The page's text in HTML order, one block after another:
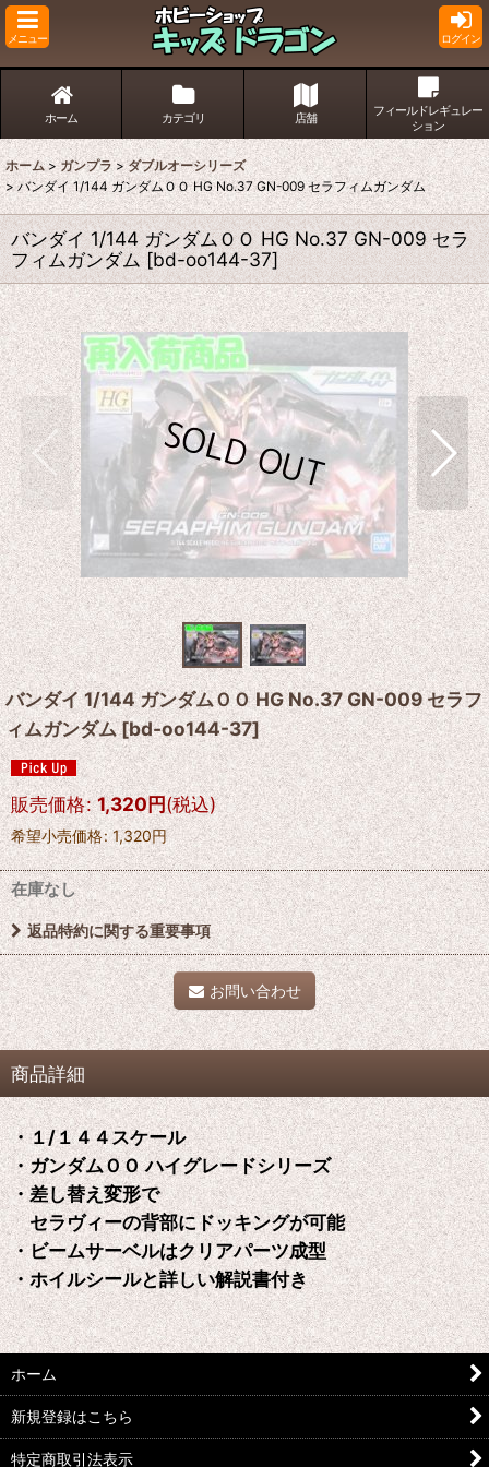
メニュー ログイン
ホーム カテゴリ 店舗
フィールドレギュレー
ション
ホーム > ガンプラ > ダブルオーシリーズ
> バンダイ 1/144 ガンダムＯＯ HG No.37 GN-009 セラフィムガンダム
バンダイ 1/144 ガンダムＯＯ HG No.37 GN-009 セラ
フィムガンダム [bd-oo144-37]
バンダイ 1/144 ガンダムＯＯ HG No.37 GN-009 セラフ
ィムガンダム[bd-oo144-37]
販売価格: 1,320円(税込)
希望小売価格: 1,320円
在庫なし
返品特約に関する重要事項
お問い合わせ
商品詳細
・１/１４４スケール
・ガンダムＯＯ ハイグレードシリーズ
・差し替え変形で
セラヴィーの背部にドッキングが可能
・ビームサーベルはクリアパーツ成型
・ホイルシールと詳しい解説書付き
ホーム
新規登録はこちら
特定商取引法表示